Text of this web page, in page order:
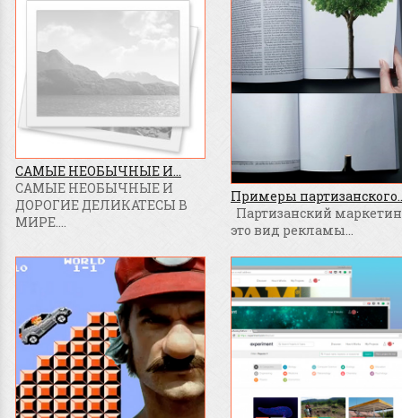
САМЫЕ НЕОБЫЧНЫЕ И...
САМЫЕ НЕОБЫЧНЫЕ И
ДОРОГИЕ ДЕЛИКАТЕСЫ В
МИРЕ....
Примеры
Партизанский
это вид рекламы...